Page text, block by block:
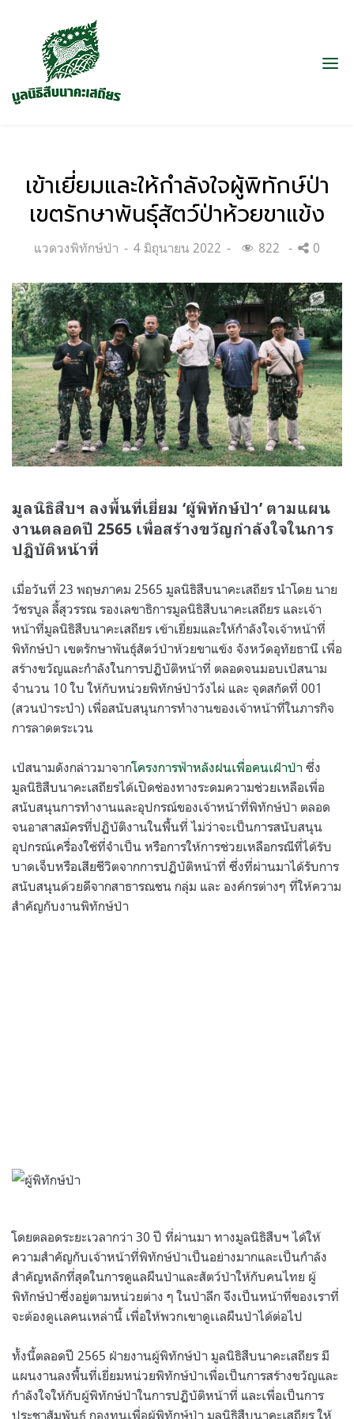
เข้าเยี่ยมและให้กำลังใจผู้พิทักษ์ป่า
เขตรักษาพันธุ์สัตว์ป่าห้วยขาแข้ง
Categories:
แวดวงพิทักษ์ป่า
Posted
4 มิถุนายน 2022 822 0
มูลนิธิสืบฯ ลงพื้นที่เยี่ยม ‘ผู้พิทักษ์ป่า’ ตามแผน
งานตลอดปี 2565 เพื่อสร้างขวัญกำลังใจในการ
ปฏิบัติหน้าที่
เมื่อวันที่ 23 พฤษภาคม 2565 มูลนิธิสืบนาคะเสถียร นำโดย นาย
วัชรบูล ลี้สุวรรณ รองเลขาธิการมูลนิธิสืบนาคะเสถียร และเจ้า
หน้าที่มูลนิธิสืบนาคะเสถียร เข้าเยี่ยมและให้กำลังใจเจ้าหน้าที่
พิทักษ์ป่า เขตรักษาพันธุ์สัตว์ป่าห้วยขาแข้ง จังหวัดอุทัยธานี เพื่อ
สร้างขวัญและกำลังในการปฏิบัติหน้าที่ ตลอดจนมอบเป้สนาม
จำนวน 10 ใบ ให้กับหน่วยพิทักษ์ป่าวังไผ่ และ จุดสกัดที่ 001
(สวนป่าระบำ) เพื่อสนับสนุนการทำงานของเจ้าหน้าที่ในภารกิจ
การลาดตระเวน
เป้สนามดังกล่าวมาจากโครงการฟ้าหลังฝนเพื่อคนเฝ้าป่า ซึ่ง
มูลนิธิสืบนาคะเสถียรได้เปิดช่องทางระดมความช่วยเหลือเพื่อ
สนับสนุนการทำงานและอุปกรณ์ของเจ้าหน้าที่พิทักษ์ป่า ตลอด
จนอาสาสมัครที่ปฏิบัติงานในพื้นที่ ไม่ว่าจะเป็นการสนับสนุน
อุปกรณ์เครื่องใช้ที่จำเป็น หรือการให้การช่วยเหลือกรณีที่ได้รับ
บาดเจ็บหรือเสียชีวิตจากการปฏิบัติหน้าที่ ซึ่งที่ผ่านมาได้รับการ
สนับสนุนด้วยดีจากสาธารณชน กลุ่ม และ องค์กรต่างๆ ที่ให้ความ
สำคัญกับงานพิทักษ์ป่า
โดยตลอดระยะเวลากว่า 30 ปี ที่ผ่านมา ทางมูลนิธิสืบฯ ได้ให้
ความสำคัญกับเจ้าหน้าที่พิทักษ์ป่าเป็นอย่างมากและเป็นกำลัง
สำคัญหลักที่สุดในการดูแลผืนป่าและสัตว์ป่าให้กับคนไทย ผู้
พิทักษ์ป่าซึ่งอยู่ตามหน่วยต่าง ๆ ในป่าลึก จึงเป็นหน้าที่ของเราที่
จะต้องดูเเลคนเหล่านี้ เพื่อให้พวกเขาดูเเลผืนป่าได้ต่อไป
ทั้งนี้ตลอดปี 2565 ฝ่ายงานผู้พิทักษ์ป่า มูลนิธิสืบนาคะเสถียร มี
แผนงานลงพื้นที่เยี่ยมหน่วยพิทักษ์ป่าเพื่อเป็นการสร้างขวัญและ
กำลังใจให้กับผู้พิทักษ์ป่าในการปฏิบัติหน้าที่ และเพื่อเป็นการ
ประชาสัมพันธ์ กองทุนเพื่อผู้พิทักษ์ป่า มูลนิธิสืบนาคะเสถียร ให้